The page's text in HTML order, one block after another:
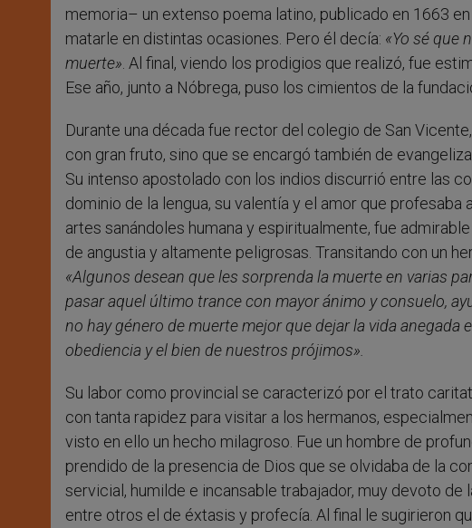
memoria– un extenso poema latino, publicado en 1663
matarle en distintas ocasiones. Pero él decía: «Yo sé que
muerte» . Al final, viendo los prodigios que realizó, fue
Ese año, junto a Nóbrega, puso los cimientos de la
Durante una década fue rector del colegio de San
con gran fruto, sino que se encargó también de
Su intenso apostolado con los indios discurrió entre las
dominio de la lengua, su valentía y el amor que
artes sanándoles humana y espiritualmente, fue
de angustia y altamente peligrosas. Transitando con un
«Algunos desean que les sorprenda la muerte en varias
pasar aquel último trance con mayor ánimo y consuelo,
no hay género de muerte mejor que dejar la vida
obediencia y el bien de nuestros prójimos».
Su labor como provincial se caracterizó por el trato
con tanta rapidez para visitar a los hermanos,
visto en ello un hecho milagroso. Fue un hombre de
prendido de la presencia de Dios que se olvidaba de la
servicial, humilde e incansable trabajador, muy devoto
entre otros el de éxtasis y profecía. Al final le sugirieron